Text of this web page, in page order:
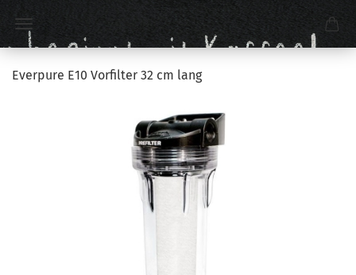
Everpure E10 Vorfilter 32 cm lang